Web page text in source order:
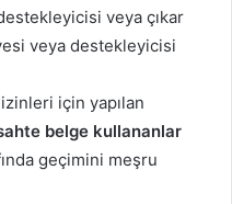
veya çıkar
veya destekleyicisi
için yapılan
belge kullananlar
geçimini meşru